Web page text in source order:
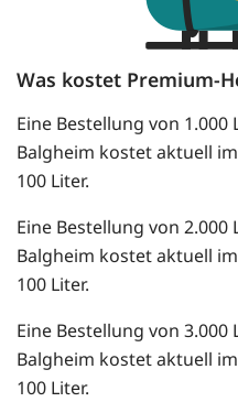
Was kostet Premium-
Eine Bestellung von
Balgheim kostet aktuell
100 Liter.
Eine Bestellung von
Balgheim kostet aktuell
100 Liter.
Eine Bestellung von
Balgheim kostet aktuell
100 Liter.